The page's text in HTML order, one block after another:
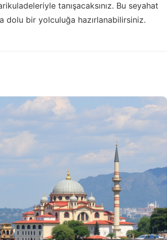
tanışacaksınız. Bu seyahat
dolu bir yolculuğa hazırlanabilirsiniz.